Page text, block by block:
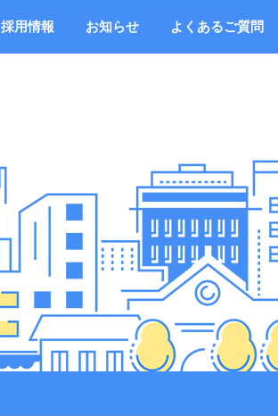
採用情報 お知らせ よくあるご質問